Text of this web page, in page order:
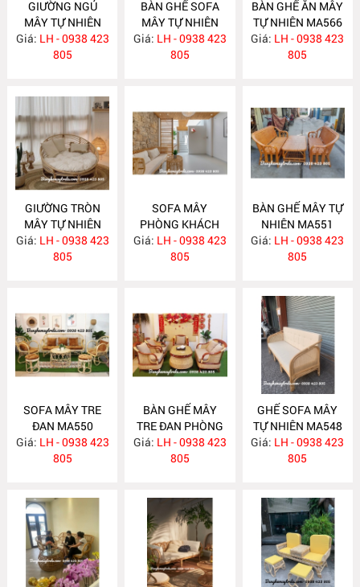
GIƯỜNG NGỦ
MÂY TỰ NHIÊN
MA583
Giá: LH - 0938 423
805
BÀN GHẾ SOFA
MÂY TỰ NHIÊN
MA568
Giá: LH - 0938 423
805
BÀN GHẾ ĂN MÂY
TỰ NHIÊN MA566
Giá: LH - 0938 423
805
GIƯỜNG TRÒN
MÂY TỰ NHIÊN
MA563
Giá: LH - 0938 423
805
SOFA MÂY
PHÒNG KHÁCH
MA557
Giá: LH - 0938 423
805
BÀN GHẾ MÂY TỰ
NHIÊN MA551
Giá: LH - 0938 423
805
SOFA MÂY TRE
ĐAN MA550
Giá: LH - 0938 423
805
BÀN GHẾ MÂY
TRE ĐAN PHÒNG
KHÁCH MA549
Giá: LH - 0938 423
805
GHẾ SOFA MÂY
TỰ NHIÊN MA548
Giá: LH - 0938 423
805